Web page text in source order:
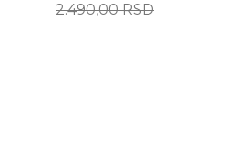
2.490,00RSD